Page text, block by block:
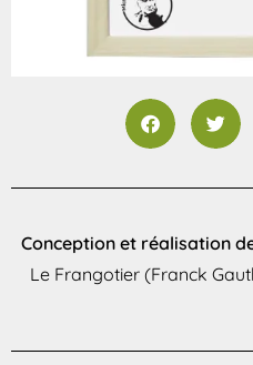
Conception et réalisation
Le Frangotier (Franck